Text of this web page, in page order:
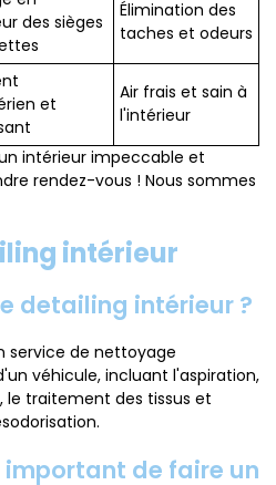
des sièges
Élimination des
taches et odeurs
et
Air frais et sain à
l'intérieur
intérieur impeccable et
rendez-vous ! Nous sommes
intérieur
detailing intérieur ?
service de nettoyage
véhicule, incluant l'aspiration,
le traitement des tissus et
de faire un